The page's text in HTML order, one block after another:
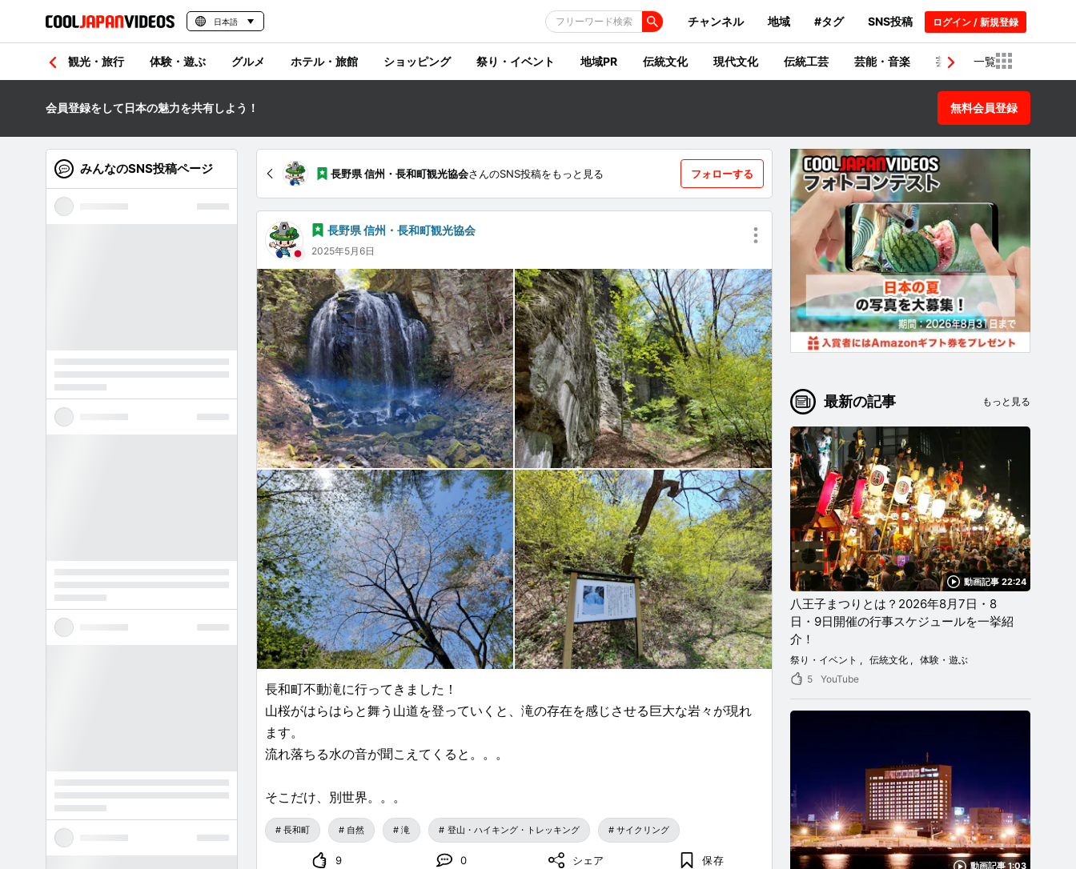
日本語 フリーワード検索 チャンネル 地域 #タグ SNS投稿 ログイン / 新規登録
観光・旅行 体験・遊ぶ グルメ ホテル・旅館 ショッピング 祭り・イベント 地域PR 伝統文化 現代文化 伝統工芸 芸能・音楽 芸術・建築物
一覧
会員登録をして日本の魅力を共有しよう！ 無料会員登録
長野県 信州・長和町観光協会さんのSNS投稿をもっと見る フォローする
長野県 信州・長和町観光協会
2025年5月6日
長和町不動滝に行ってきました！
山桜がはらはらと舞う山道を登っていくと、滝の存在を感じさせる巨大な岩々が現れ
ます。
流れ落ちる水の音が聞こえてくると。。。
そこだけ、別世界。。。
長和町 自然 滝 登山・ハイキング・トレッキング サイクリング
9 0 シェア 保存
みんなのSNS投稿ページ
最新の記事 もっと見る
動画記事 22:24
八王子まつりとは？2026年8月7日・8
日・9日開催の行事スケジュールを一挙紹
介！
祭り・イベント 伝統文化
体験・遊ぶ
5
YouTube
動画記事 1:03